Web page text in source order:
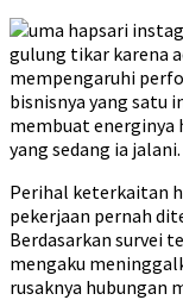
gulung tikar karena
mempengaruhi
bisnisnya yang satu
membuat energinya
yang sedang ia jalani.
Perihal keterkaitan
pekerjaan pernah
Berdasarkan survei
mengaku
rusaknya hubungan